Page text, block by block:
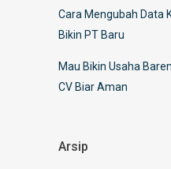
Cara Mengubah Data
Bikin PT Baru
Mau Bikin Usaha
CV Biar Aman
Arsip